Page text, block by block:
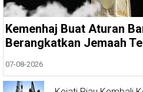
Kemenhaj Buat Aturan
Berangkatkan Jemaah
07-08-2026